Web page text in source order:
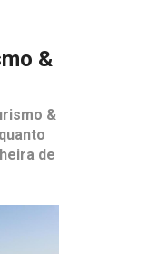
&
&
de